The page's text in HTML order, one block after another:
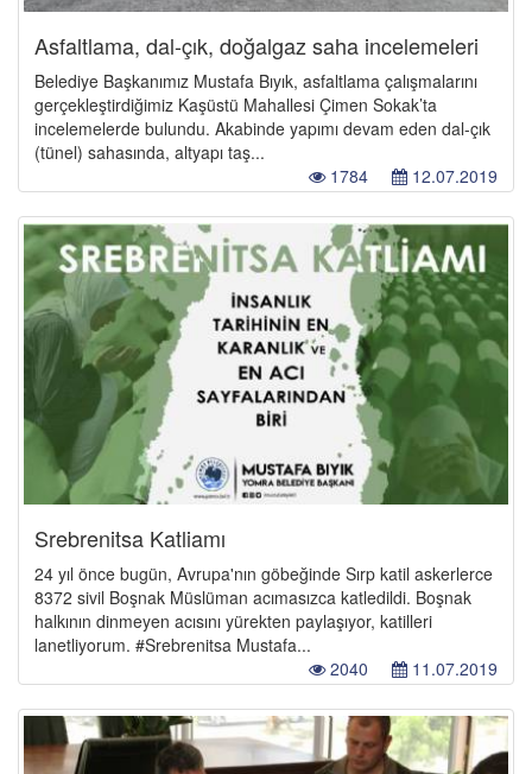
Asfaltlama, dal-çık, doğalgaz saha incelemeleri
Belediye Başkanımız Mustafa Bıyık, asfaltlama çalışmalarını
gerçekleştirdiğimiz Kaşüstü Mahallesi Çimen Sokak’ta
incelemelerde bulundu. Akabinde yapımı devam eden dal-çık
(tünel) sahasında, altyapı taş...
12.07.2019
1784
Srebrenitsa Katliamı
24 yıl önce bugün, Avrupa'nın göbeğinde Sırp katil askerlerce
8372 sivil Boşnak Müslüman acımasızca katledildi. Boşnak
halkının dinmeyen acısını yürekten paylaşıyor, katilleri
lanetliyorum. #Srebrenitsa Mustafa...
11.07.2019
2040